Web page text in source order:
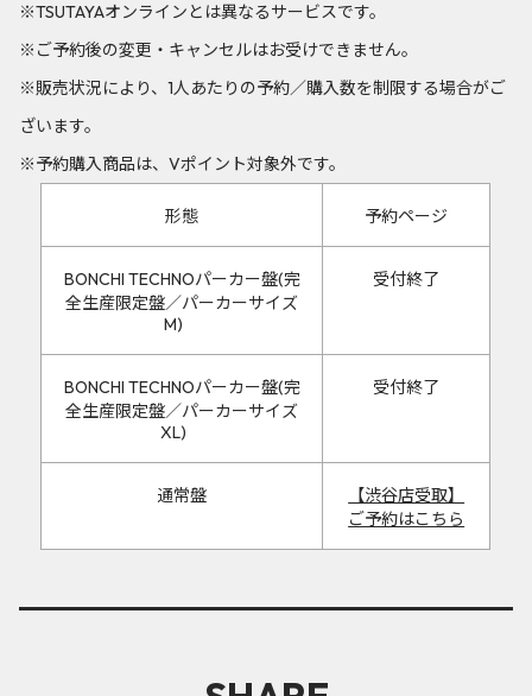
※TSUTAYAオンラインとは異なるサービスです。
※ご予約後の変更・キャンセルはお受けできません。
※販売状況により、1人あたりの予約／購入数を制限する場合がご
ざいます。
※予約購入商品は、Vポイント対象外です。
形態 予約ページ
BONCHI TECHNOパーカー盤(完
全生産限定盤／パーカーサイズ
M)
受付終了
BONCHI TECHNOパーカー盤(完
全生産限定盤／パーカーサイズ
XL)
受付終了
通常盤
【渋谷店受取】
ご予約はこちら